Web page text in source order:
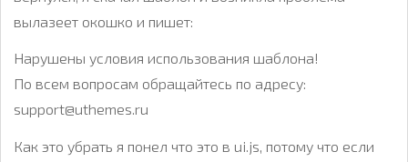
вылазеет окошко и пишет:
Нарушены условия использования шаблона!
По всем вопросам обращайтесь по адресу:
support@uthemes.ru
Как это убрать я понел что это в ui.js, потому что если